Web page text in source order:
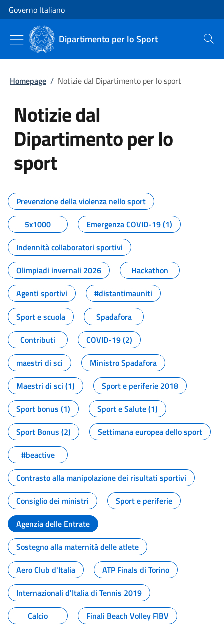
Vai al contenuto
Vai alla navigazione del sito
Governo Italiano
Dipartimento per lo Sport Cerca
Homepage / Notizie dal Dipartimento per lo sport
Notizie dal
Dipartimento per lo
sport
Tutti i contenuti della pagina
Prevenzione della violenza nello sport
5x1000
Emergenza COVID-19 (1)
Indennità collaboratori sportivi
Olimpiadi invernali 2026
Hackathon
Agenti sportivi
#distantimauniti
Sport e scuola
Spadafora
Contributi
COVID-19 (2)
maestri di sci
Ministro Spadafora
Maestri di sci (1)
Sport e periferie 2018
Sport bonus (1)
Sport e Salute (1)
Sport Bonus (2)
Settimana europea dello sport
#beactive
Contrasto alla manipolazione dei risultati sportivi
Consiglio dei ministri
Sport e periferie
Agenzia delle Entrate
Sostegno alla maternità delle atlete
Aero Club d'Italia
ATP Finals di Torino
Internazionali d'Italia di Tennis 2019
Calcio
Finali Beach Volley FIBV